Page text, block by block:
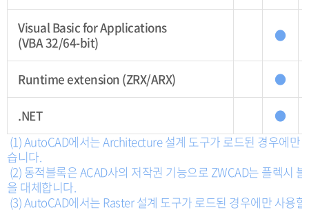
Visual Basic for Applications
(VBA 32/64-bit)
●
Runtime extension (ZRX/ARX) ●
.NET
●
(1) AutoCAD에서는 Architecture 설계 도구가 로드된 경우에만
습니다.
(2) 동적블록은 ACAD사의 저작권 기능으로 ZWCAD는 플렉시
을 대체합니다.
(3) AutoCAD에서는 Raster 설계 도구가 로드된 경우에만 사용